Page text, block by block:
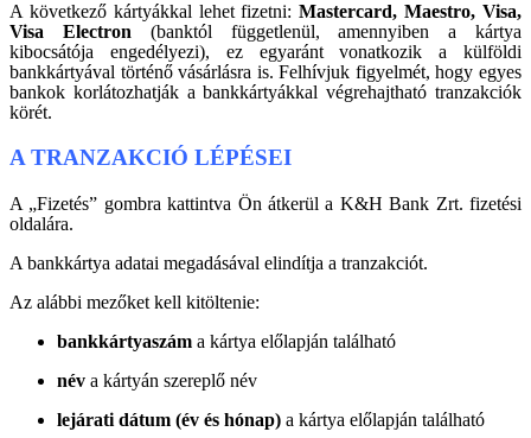
A következő kártyákkal lehet fizetni:Mastercard, Maestro, Visa,
Visa Electron (banktól függetlenül, amennyiben a kártya
kibocsátója engedélyezi), ez egyaránt vonatkozik a külföldi
bankkártyával történő vásárlásra is. Felhívjuk figyelmét, hogy egyes
bankok korlátozhatják a bankkártyákkal végrehajtható tranzakciók
körét.
A TRANZAKCIÓ LÉPÉSEI
A „Fizetés” gombra kattintva Ön átkerül a K&H Bank Zrt. fizetési
oldalára.
A bankkártya adatai megadásával elindítja a tranzakciót.
Az alábbi mezőket kell kitöltenie:
bankkártyaszám a kártya előlapján található
név a kártyán szereplő név
lejárati dátum (év és hónap) a kártya előlapján található